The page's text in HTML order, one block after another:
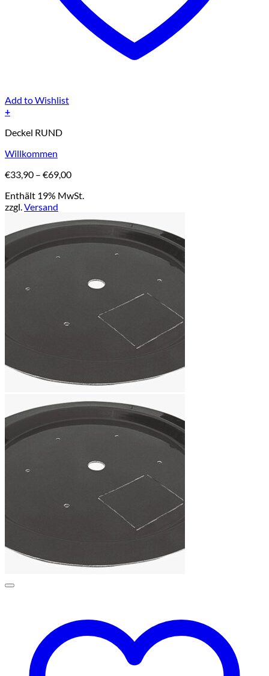
Add to Wishlist
+
Produkt
mehrere
auf.
Die
Optionen
können
der
Produktseite
gewählt
werden
Deckel RUND
Willkommen
€33,90 – €69,00Preisspanne:
bis
Enthält 19% MwSt.
zzgl.Versand